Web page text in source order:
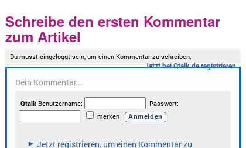
Schreibe den ersten Kommentar
zum Artikel